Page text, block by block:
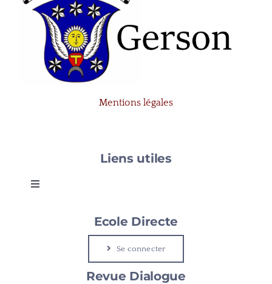
Mentions légales
Liens utiles
Toggle
Ecole Directe
Se connecter
Revue Dialogue